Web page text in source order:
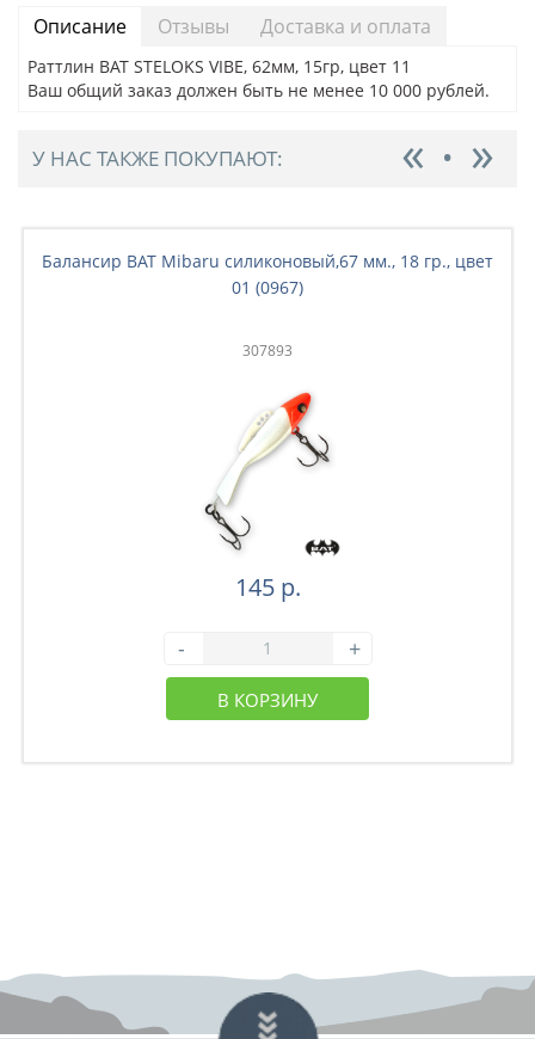
Описание Отзывы Доставка и оплата
Раттлин BAT STELOKS VIBE, 62мм, 15гр, цвет 11
Ваш общий заказ должен быть не менее 10 000 рублей.
У НАС ТАКЖЕ ПОКУПАЮТ:
Балансир BAT Mibaru силиконовый,67 мм., 18 гр., цвет
01 (0967)
307893
145 р.
- +
В КОРЗИНУ